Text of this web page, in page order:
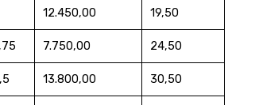
12.450,00 19,50
7.750,00 24,50
13.800,00 30,50